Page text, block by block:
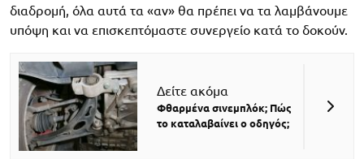
διαδρομή, όλα αυτά τα «αν» θα πρέπει να τα λαμβάνουμε
υπόψη και να επισκεπτόμαστε συνεργείο κατά το δοκούν.
Δείτε ακόμα
Φθαρμένα σινεμπλόκ; Πώς
το καταλαβαίνει ο οδηγός;